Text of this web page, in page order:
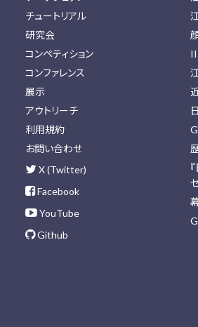
チュートリアル
研究会
コンペティション
コンファレンス
展示
アウトリーチ
利用規約
お問い合わせ
X (Twitter)
Facebook
YouTube
Github